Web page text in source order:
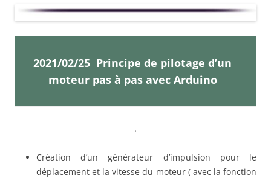
2021/02/25 Principe de pilotage d’un
moteur pas à pas avec Arduino
.
Création d’un générateur d’impulsion pour le
déplacement et la vitesse du moteur ( avec la fonction